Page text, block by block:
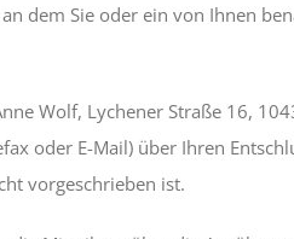
dem Sie oder ein von Ihnen
Wolf, Lychener Straße 16,
oder E-Mail) über Ihren
vorgeschrieben ist.